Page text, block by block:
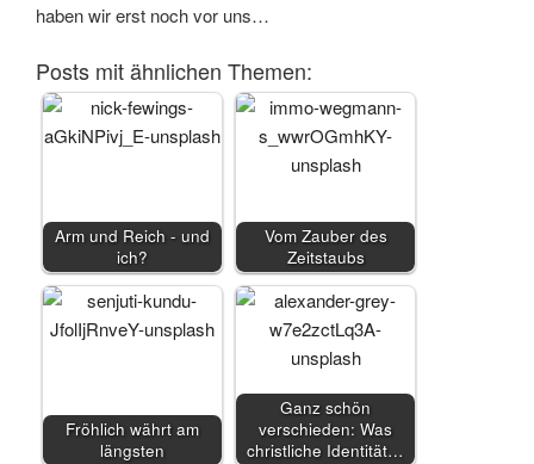
haben wir erst noch vor uns…
Posts mit ähnlichen Themen:
Arm und Reich - und
ich?
Vom Zauber des
Zeitstaubs
Fröhlich währt am
längsten
Ganz schön
verschieden: Was
christliche Identität…